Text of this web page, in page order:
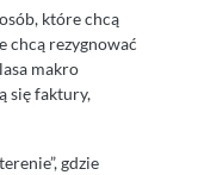
które chcą
chcą rezygnować
makro
się faktury,
gdzie